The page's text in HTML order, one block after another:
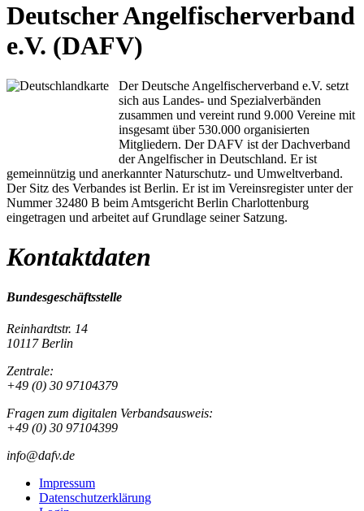
Deutscher Angelfischerverband
e.V. (DAFV)
Der Deutsche Angelfischerverband e.V. setzt
sich aus Landes- und Spezialverbänden
zusammen und vereint rund 9.000 Vereine mit
insgesamt über 530.000 organisierten
Mitgliedern. Der DAFV ist der Dachverband
der Angelfischer in Deutschland. Er ist
gemeinnützig und anerkannter Naturschutz- und Umweltverband.
Der Sitz des Verbandes ist Berlin. Er ist im Vereinsregister unter der
Nummer 32480 B beim Amtsgericht Berlin Charlottenburg
eingetragen und arbeitet auf Grundlage seiner Satzung.
Kontaktdaten
Bundesgeschäftsstelle
Reinhardtstr. 14
10117 Berlin
Zentrale:
+49 (0) 30 97104379
Fragen zum digitalen Verbandsausweis:
+49 (0) 30 97104399
info@dafv.de
Impressum
Datenschutzerklärung